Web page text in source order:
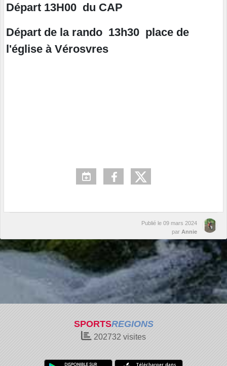
Départ 13H00 du CAP
Départ de la rando 13h30 place de
l'église à Vérosvres
Publié le 09 mars 2024
par Annie
SPORTSREGIONS
202732 visites